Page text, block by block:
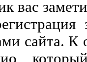
вас
сайта. К